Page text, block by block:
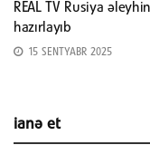
REAL TV Rusiya
hazırlayıb
15 SENTYABR 2025
ianə et